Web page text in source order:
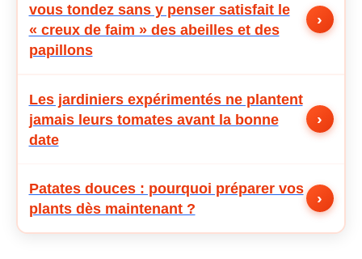
vous tondez sans y penser satisfait le
« creux de faim » des abeilles et des
papillons
›
Les jardiniers expérimentés ne plantent
jamais leurs tomates avant la bonne
date
›
Patates douces : pourquoi préparer vos
plants dès maintenant ?
›